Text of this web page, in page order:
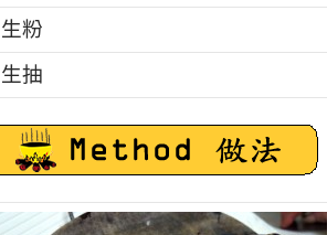
生粉
生抽